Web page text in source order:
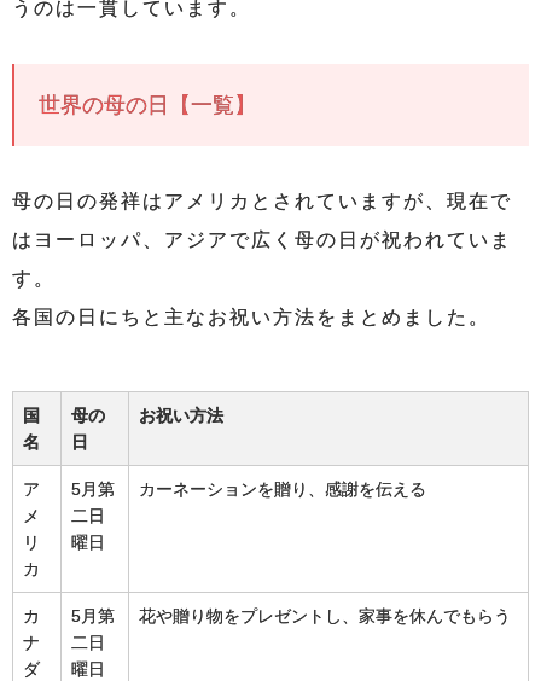
うのは一貫しています。
世界の母の日【一覧】
母の日の発祥はアメリカとされていますが、現在で
はヨーロッパ、アジアで広く母の日が祝われていま
す。
各国の日にちと主なお祝い方法をまとめました。
国
名
母の
日
お祝い方法
ア
メ
リ
カ
5月第
二日
曜日
カーネーションを贈り、感謝を伝える
カ
ナ
ダ
5月第
二日
曜日
花や贈り物をプレゼントし、家事を休んでもらう